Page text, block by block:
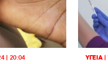
| 20:04 ΥΓΕΙΑ|